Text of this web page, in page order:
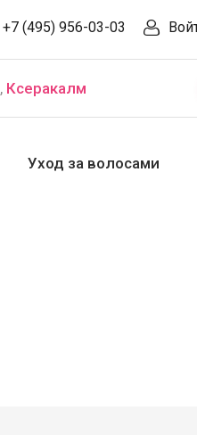
+7 (495) 956-03-03
, Ксеракалм
Уход за волосами